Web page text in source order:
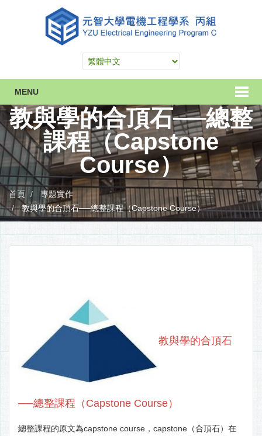
MENU
教與學的合頂石──總整
課程（Capstone
Course）
首頁
專題實作
教與學的合頂石──總整課程（Capstone Course）
教與學的合頂石
──總整課程（Capstone Course）
總整課程的原文為capstone course，capstone（合頂石）在